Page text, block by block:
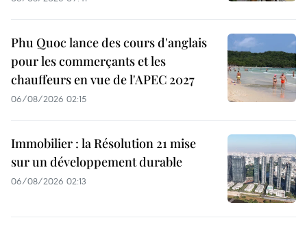
Phu Quoc lance des cours d'anglais
pour les commerçants et les
chauffeurs en vue de l'APEC 2027
06/08/2026 02:15
Immobilier : la Résolution 21 mise
sur un développement durable
06/08/2026 02:13